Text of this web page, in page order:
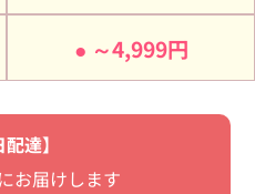
～4,999円
配達】
にお届けします